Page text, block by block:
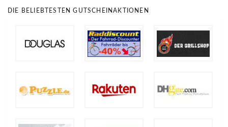
DIE BELIEBTESTEN GUTSCHEINAKTIONEN